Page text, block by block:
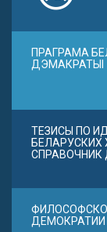
ПРАГРАМА
ДЭМАКРАТЫІ
ТЕЗИСЫ ПО
БЕЛАРУСКИХ
СПРАВОЧНИК
ДЕМОКРАТИИ